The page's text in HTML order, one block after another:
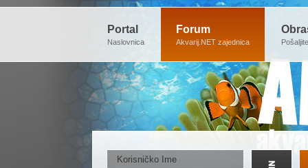
Portal
Naslovnica
Forum
Akvarij.NET zajednica